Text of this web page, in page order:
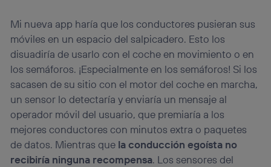
Mi nueva app haría que los conductores pusieran sus
móviles en un espacio del salpicadero. Esto los
disuadiría de usarlo con el coche en movimiento o en
los semáforos. ¡Especialmente en los semáforos! Si los
sacasen de su sitio con el motor del coche en marcha,
un sensor lo detectaría y enviaría un mensaje al
operador móvil del usuario, que premiaría a los
mejores conductores con minutos extra o paquetes
de datos. Mientras que la conducción egoísta no
recibiría ninguna recompensa. Los sensores del